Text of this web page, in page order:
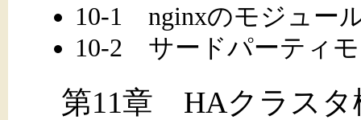
10-1 nginxのモジュー
10-2 サードパーティ
第11章 HAクラスタ